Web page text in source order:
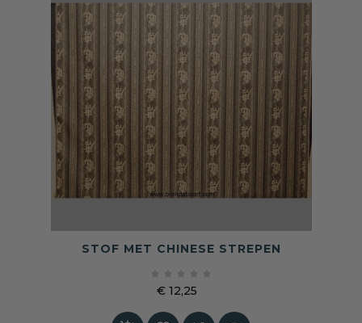
STOF MET CHINESE STREPEN
€ 12,25